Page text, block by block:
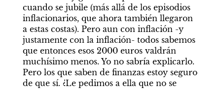
cuando se jubile (más allá de los episodios
inflacionarios, que ahora también llegaron
a estas costas). Pero aun con inflación -y
justamente con la inflación- todos sabemos
que entonces esos 2000 euros valdrán
muchísimo menos. Yo no sabría explicarlo.
Pero los que saben de finanzas estoy seguro
de que sí. ¿Le pedimos a ella que no se